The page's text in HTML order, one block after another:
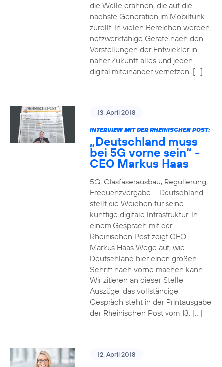
die Welle erahnen, die auf die
nächste Generation im Mobilfunk
zurollt. In vielen Bereichen werden
netzwerkfähige Geräte nach den
Vorstellungen der Entwickler in
naher Zukunft alles und jeden
digital miteinander vernetzen. […]
13. April 2018
INTERVIEW MIT DER RHEINISCHEN POST:
„Deutschland muss
bei 5G vorne sein“ -
CEO Markus Haas
5G, Glasfaserausbau, Regulierung,
Frequenzvergabe – Deutschland
stellt die Weichen für seine
künftige digitale Infrastruktur. In
einem Gespräch mit der
Rheinischen Post zeigt CEO
Markus Haas Wege auf, wie
Deutschland hier einen großen
Schritt nach vorne machen kann.
Wir zitieren an dieser Stelle
Auszüge, das vollständige
Gespräch steht in der Printausgabe
der Rheinischen Post vom 13. […]
12. April 2018